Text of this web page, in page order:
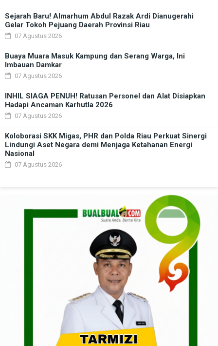
Sejarah Baru! Almarhum Abdul Razak Ardi Dianugerahi
Gelar Tokoh Pejuang Daerah Provinsi Riau
07 Agustus 2026
Buaya Muara Masuk Kampung dan Serang Warga, Ini
Imbauan Damkar
07 Agustus 2026
INHIL SIAGA PENUH! Ratusan Personel dan Alat Disiapkan
Hadapi Ancaman Karhutla 2026
07 Agustus 2026
Koloborasi SKK Migas, PHR dan Polda Riau Perkuat Sinergi
Lindungi Aset Negara demi Menjaga Ketahanan Energi
Nasional
07 Agustus 2026